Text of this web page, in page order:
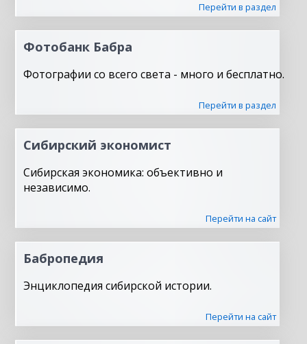
Перейти в раздел
Фотобанк Бабра
Фотографии со всего света - много и бесплатно.
Перейти в раздел
Сибирский экономист
Сибирская экономика: объективно и
независимо.
Перейти на сайт
Бабропедия
Энциклопедия сибирской истории.
Перейти на сайт